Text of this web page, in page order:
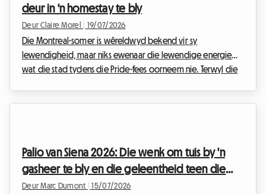
deur in 'n homestay te bly
Deur Claire Morel 19/07/2026
Die Montreal-somer is wêreldwyd bekend vir sy
lewendigheid, maar niks ewenaar die lewendige energie
wat die stad tydens die Pride-fees oorneem nie. Terwyl die
maak die entoesiasme egter vinnig plek vir 'n komplekse
logistieke realiteit. ...
Palio van Siena 2026: Die wenk om tuis by 'n
gasheer te bly en die geleentheid teen die
beste prys te beleef
Deur Marc Dumont 15/07/2026